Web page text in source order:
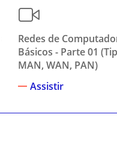
Redes de
Básicos - Parte 01
MAN, WAN, PAN)
Assistir